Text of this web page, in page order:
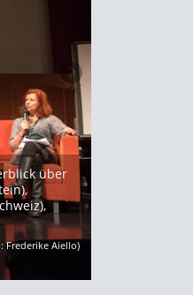
über
Frederike Aiello)